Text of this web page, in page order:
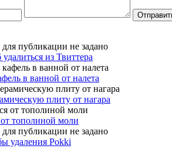
из Твиттера
в ванной от налета
плиту от нагара
тополиной моли
удаления Pokki